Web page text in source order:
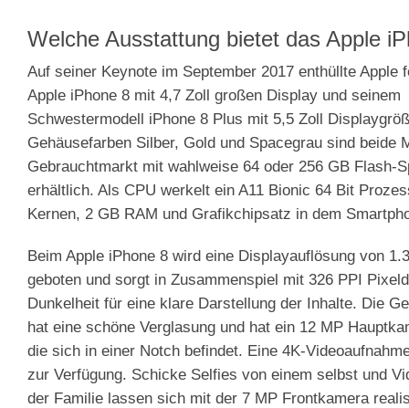
Welche Ausstattung bietet das Apple
Auf seiner Keynote im September 2017 enthüllte Apple
Apple iPhone 8 mit 4,7 Zoll großen Display und seinem
Schwestermodell iPhone 8 Plus mit 5,5 Zoll
Gehäusefarben Silber, Gold und Spacegrau sind beide
Gebrauchtmarkt mit wahlweise 64 oder 256 GB Flash-
erhältlich. Als CPU werkelt ein A11 Bionic 64 Bit
Kernen, 2 GB RAM und Grafikchipsatz in dem
Beim Apple iPhone 8 wird eine Displayauflösung von
geboten und sorgt in Zusammenspiel mit 326 PPI
Dunkelheit für eine klare Darstellung der Inhalte. Die
hat eine schöne Verglasung und hat ein 12 MP
die sich in einer Notch befindet. Eine 4K-
zur Verfügung. Schicke Selfies von einem selbst und
der Familie lassen sich mit der 7 MP Frontkamera